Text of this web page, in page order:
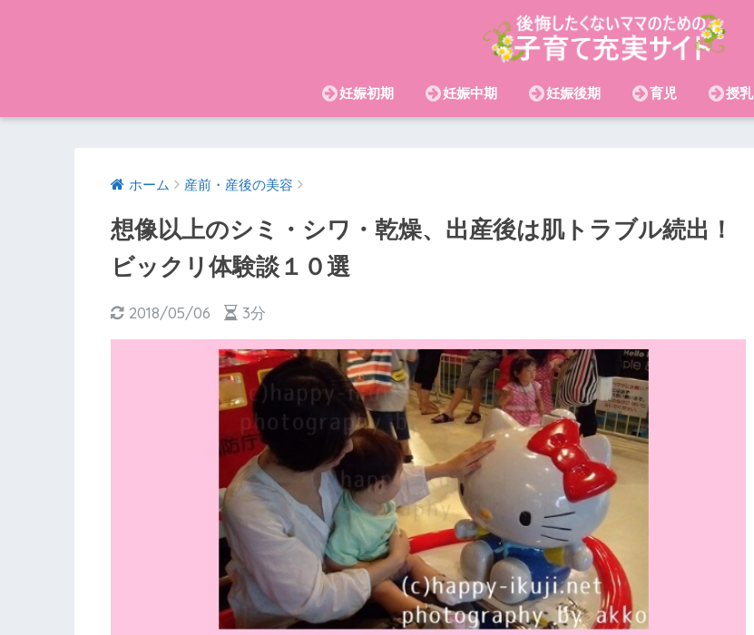
妊娠初期 妊娠中期 妊娠後期 育児 授乳
ホーム 産前・産後の美容
想像以上のシミ・シワ・乾燥、出産後は肌トラブル続出！
ビックリ体験談１０選
2018/05/06 3分